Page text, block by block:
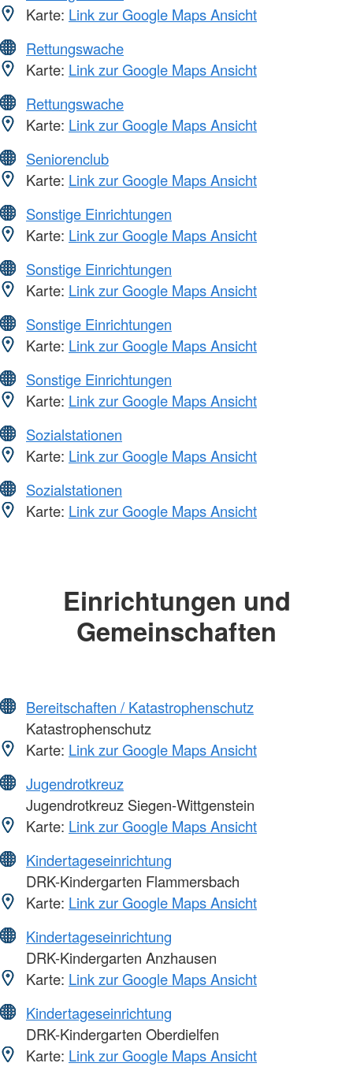
Karte: Link zur Google Maps Ansicht
Rettungswache
Karte: Link zur Google Maps Ansicht
Rettungswache
Karte: Link zur Google Maps Ansicht
Seniorenclub
Karte: Link zur Google Maps Ansicht
Sonstige Einrichtungen
Karte: Link zur Google Maps Ansicht
Sonstige Einrichtungen
Karte: Link zur Google Maps Ansicht
Sonstige Einrichtungen
Karte: Link zur Google Maps Ansicht
Sonstige Einrichtungen
Karte: Link zur Google Maps Ansicht
Sozialstationen
Karte: Link zur Google Maps Ansicht
Sozialstationen
Karte: Link zur Google Maps Ansicht
Einrichtungen und
Gemeinschaften
Bereitschaften / Katastrophenschutz
Katastrophenschutz
Karte: Link zur Google Maps Ansicht
Jugendrotkreuz
Jugendrotkreuz Siegen-Wittgenstein
Karte: Link zur Google Maps Ansicht
Kindertageseinrichtung
DRK-Kindergarten Flammersbach
Karte: Link zur Google Maps Ansicht
Kindertageseinrichtung
DRK-Kindergarten Anzhausen
Karte: Link zur Google Maps Ansicht
Kindertageseinrichtung
DRK-Kindergarten Oberdielfen
Karte: Link zur Google Maps Ansicht